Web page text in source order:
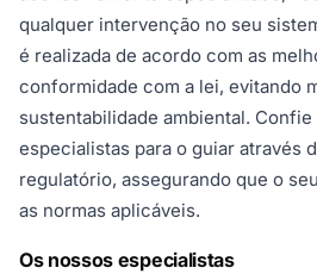
qualquer intervenção no seu
é realizada de acordo com as
conformidade com a lei, evitando
sustentabilidade ambiental.
especialistas para o guiar através
regulatório, assegurando que o
as normas aplicáveis.
Os nossos especialistas